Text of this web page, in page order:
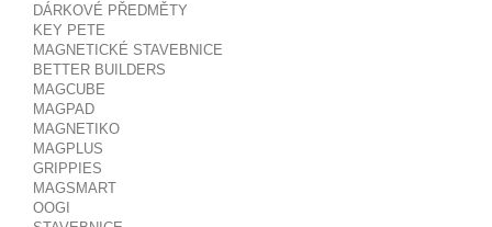
DÁRKOVÉ PŘEDMĚTY
KEY PETE
MAGNETICKÉ STAVEBNICE
BETTER BUILDERS
MAGCUBE
MAGPAD
MAGNETIKO
MAGPLUS
GRIPPIES
MAGSMART
OOGI